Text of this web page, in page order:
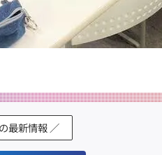
最新情報 ／